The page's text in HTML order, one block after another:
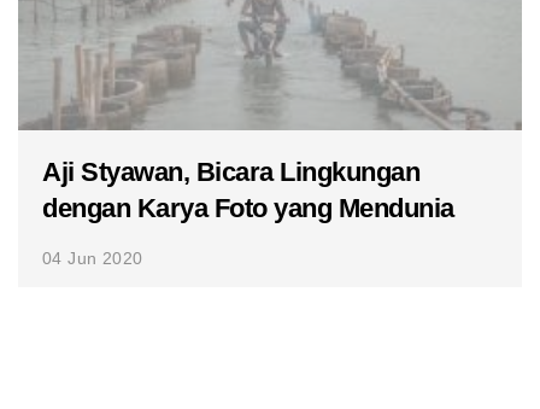
Aji Styawan, Bicara Lingkungan
dengan Karya Foto yang Mendunia
04 Jun 2020